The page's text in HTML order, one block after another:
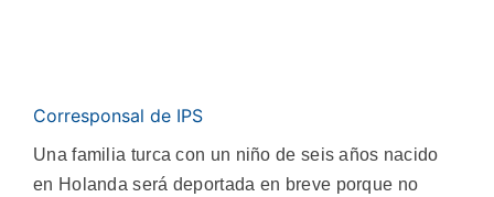
Corresponsal de IPS
Una familia turca con un niño de seis años nacido
en Holanda será deportada en breve porque no